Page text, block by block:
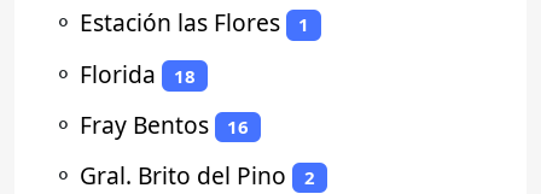
⚬ Estación las Flores 1
⚬ Florida 18
⚬ Fray Bentos 16
⚬ Gral. Brito del Pino 2